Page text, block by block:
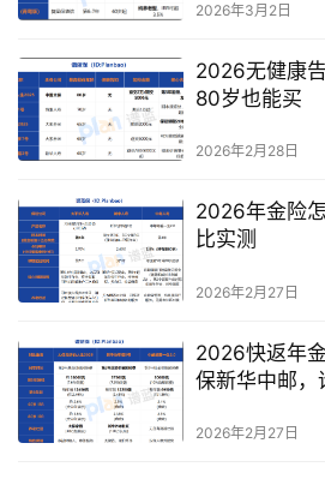
2026年3月2日
2026无健康
80岁也能买
2026年2月28日
2026年金险
比实测
2026年2月27日
2026快返年
保新华中邮，
2026年2月27日